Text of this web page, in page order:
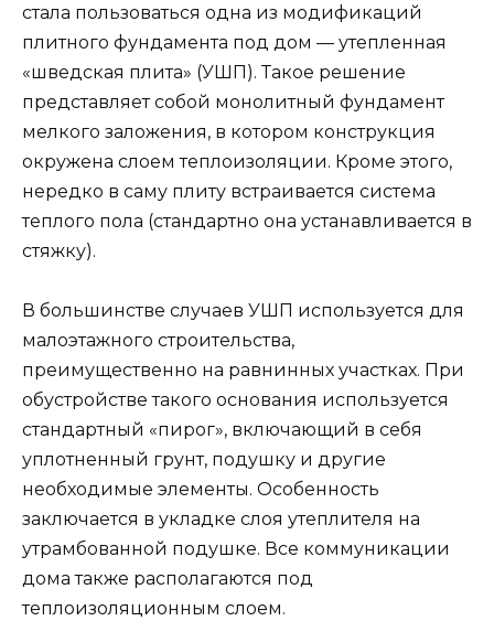
стала пользоваться одна из модификаций
плитного фундамента под дом — утепленная
«шведская плита» (УШП). Такое решение
представляет собой монолитный фундамент
мелкого заложения, в котором конструкция
окружена слоем теплоизоляции. Кроме этого,
нередко в саму плиту встраивается система
теплого пола (стандартно она устанавливается в
стяжку).
В большинстве случаев УШП используется для
малоэтажного строительства,
преимущественно на равнинных участках. При
обустройстве такого основания используется
стандартный «пирог», включающий в себя
уплотненный грунт, подушку и другие
необходимые элементы. Особенность
заключается в укладке слоя утеплителя на
утрамбованной подушке. Все коммуникации
дома также располагаются под
теплоизоляционным слоем.